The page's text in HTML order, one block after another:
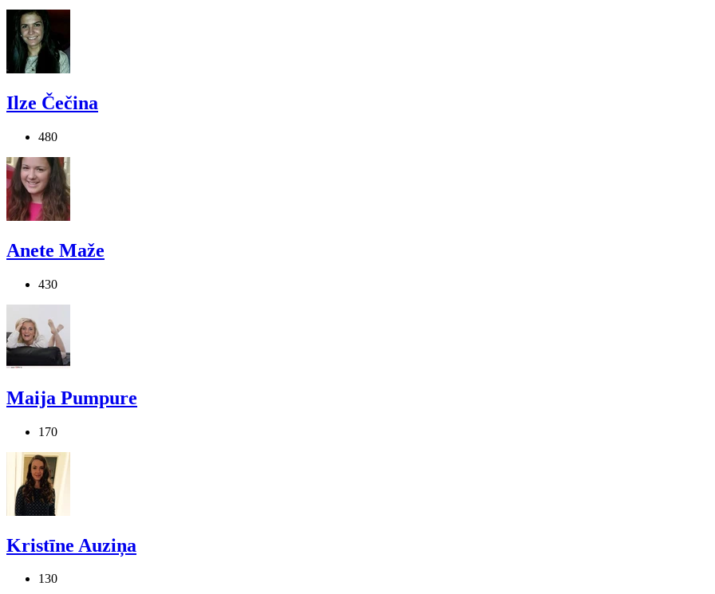
Ilze Čečina
480
Anete Maže
430
Maija Pumpure
170
Kristīne Auziņa
130